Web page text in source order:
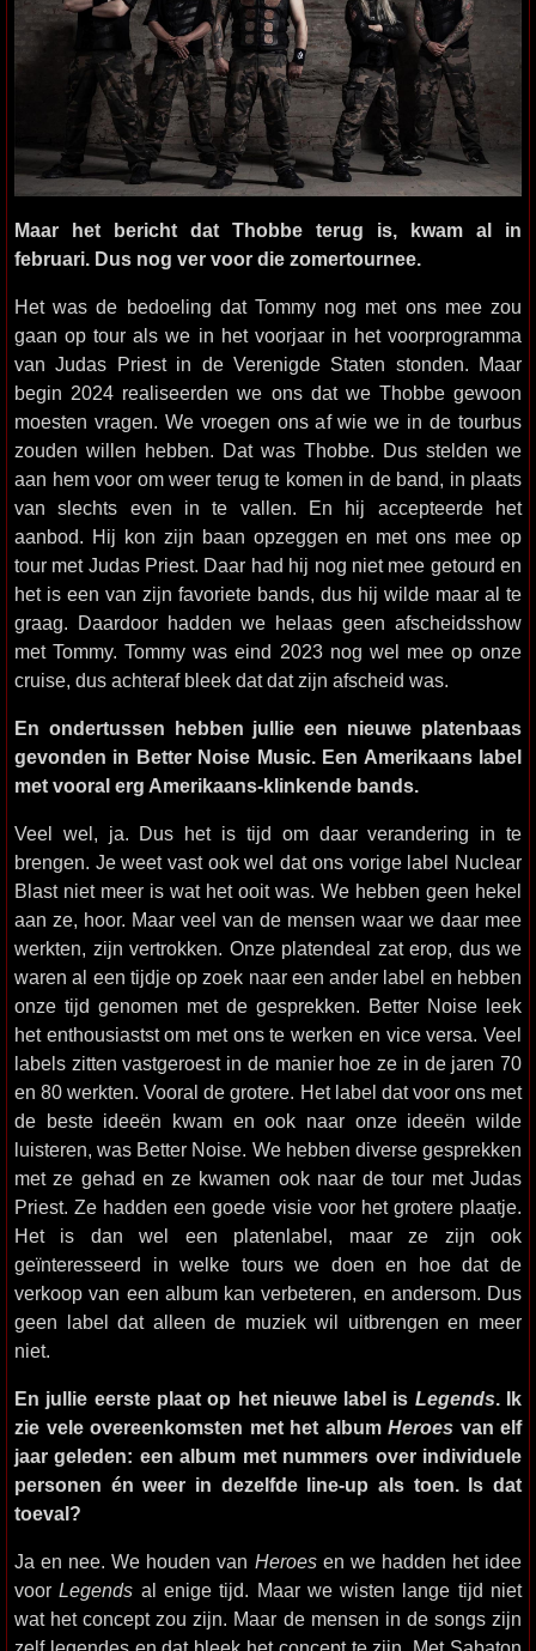
Maar het bericht dat Thobbe terug is, kwam al in
februari. Dus nog ver voor die zomertournee.
Het was de bedoeling dat Tommy nog met ons mee zou
gaan op tour als we in het voorjaar in het voorprogramma
van Judas Priest in de Verenigde Staten stonden. Maar
begin 2024 realiseerden we ons dat we Thobbe gewoon
moesten vragen. We vroegen ons af wie we in de tourbus
zouden willen hebben. Dat was Thobbe. Dus stelden we
aan hem voor om weer terug te komen in de band, in plaats
van slechts even in te vallen. En hij accepteerde het
aanbod. Hij kon zijn baan opzeggen en met ons mee op
tour met Judas Priest. Daar had hij nog niet mee getourd en
het is een van zijn favoriete bands, dus hij wilde maar al te
graag. Daardoor hadden we helaas geen afscheidsshow
met Tommy. Tommy was eind 2023 nog wel mee op onze
cruise, dus achteraf bleek dat dat zijn afscheid was.
En ondertussen hebben jullie een nieuwe platenbaas
gevonden in Better Noise Music. Een Amerikaans label
met vooral erg Amerikaans-klinkende bands.
Veel wel, ja. Dus het is tijd om daar verandering in te
brengen. Je weet vast ook wel dat ons vorige label Nuclear
Blast niet meer is wat het ooit was. We hebben geen hekel
aan ze, hoor. Maar veel van de mensen waar we daar mee
werkten, zijn vertrokken. Onze platendeal zat erop, dus we
waren al een tijdje op zoek naar een ander label en hebben
onze tijd genomen met de gesprekken. Better Noise leek
het enthousiastst om met ons te werken en vice versa. Veel
labels zitten vastgeroest in de manier hoe ze in de jaren 70
en 80 werkten. Vooral de grotere. Het label dat voor ons met
de beste ideeën kwam en ook naar onze ideeën wilde
luisteren, was Better Noise. We hebben diverse gesprekken
met ze gehad en ze kwamen ook naar de tour met Judas
Priest. Ze hadden een goede visie voor het grotere plaatje.
Het is dan wel een platenlabel, maar ze zijn ook
geïnteresseerd in welke tours we doen en hoe dat de
verkoop van een album kan verbeteren, en andersom. Dus
geen label dat alleen de muziek wil uitbrengen en meer
niet.
En jullie eerste plaat op het nieuwe label is Legends. Ik
zie vele overeenkomsten met het album Heroes van elf
jaar geleden: een album met nummers over individuele
personen én weer in dezelfde line-up als toen. Is dat
toeval?
Ja en nee. We houden van Heroesen we hadden het idee
voorLegends al enige tijd. Maar we wisten lange tijd niet
wat het concept zou zijn. Maar de mensen in de songs zijn